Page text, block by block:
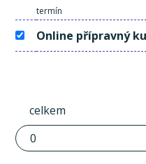
termín
Online přípravný
celkem